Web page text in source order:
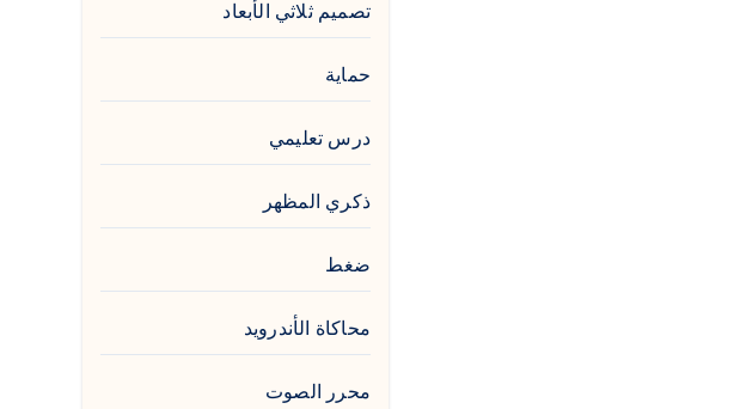
تصميم ثلاثي الأبعاد
حماية
درس تعليمي
ذكري المظهر
ضغط
محاكاة الأندرويد
محرر الصوت